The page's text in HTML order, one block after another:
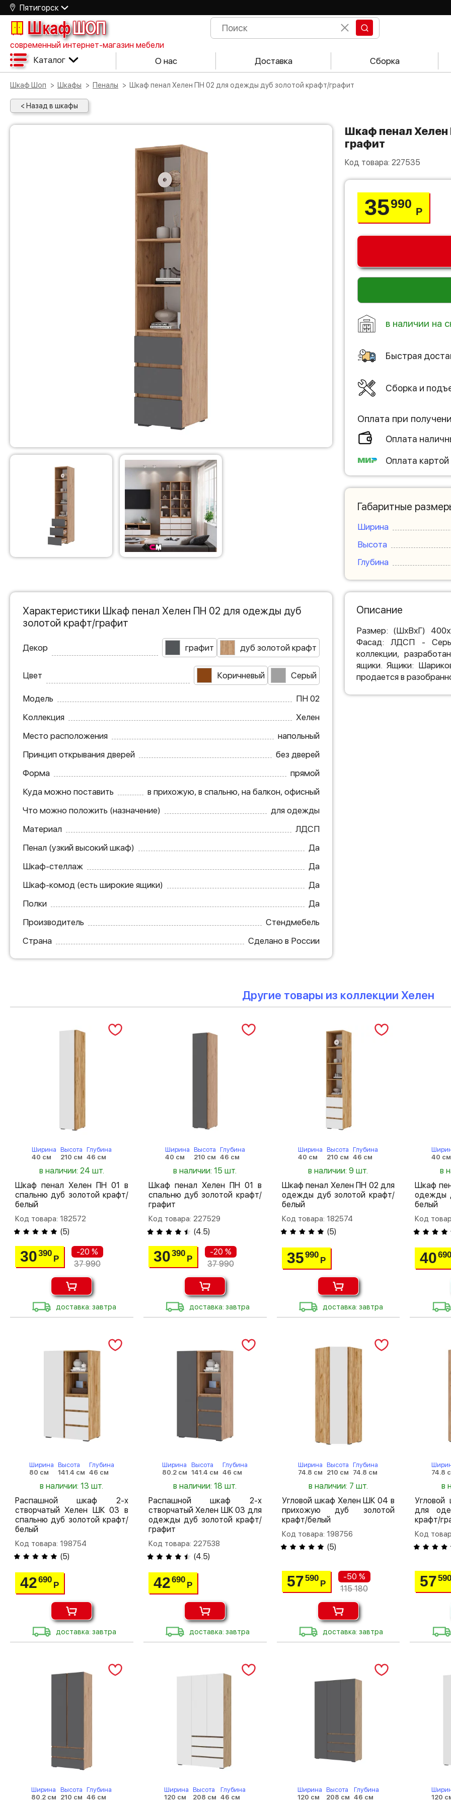
Пятигорск
ШкафШОП
современный интернет-магазин мебели
Каталог О нас Доставка Сборка
Шкаф Шоп Шкафы Пеналы Шкаф пенал Хелен ПН 02 для одежды дуб золотой крафт/графит
< Назад в шкафы
Шкаф пенал Хелен ПН 02 для одежды дуб золотой крафт/
графит
Код товара: 227535
35990
Р
в наличии на
Быстрая
Сборка и
Оплата при
Оплата
Оплата картой
Габаритные
Ширина
Высота
Глубина
Характеристики Шкаф пенал Хелен ПН 02 для одежды дуб
золотой крафт/графит
Декор графит дуб золотой крафт
Цвет Коричневый Серый
Модель
ПН 02
Коллекция
Хелен
Место расположения
напольный
Принцип открывания дверей
без дверей
Форма
прямой
Куда можно поставить
в прихожую, в спальню, на балкон, офисный
Что можно положить (назначение)
для одежды
Материал
ЛДСП
Пенал (узкий высокий шкаф)
Да
Шкаф-стеллаж
Да
Шкаф-комод (есть широкие ящики)
Да
Полки
Да
Производитель
Стендмебель
Страна
Сделано в России
Описание
Размер: (ШхВхГ)
Фасад: ЛДСП -
коллекции,
ящики. Ящики:
продается в
Другие товары из коллекции Хелен
Ширина
40 см
Высота
210 см
Глубина
46 см
в наличии: 24 шт.
Шкаф пенал Хелен ПН 01 в
спальню дуб золотой крафт/
белый
Код товара: 182572
(5)
30390
Р
-20 %
37 990
доставка: завтра
Ширина
40 см
Высота
210 см
Глубина
46 см
в наличии: 15 шт.
Шкаф пенал Хелен ПН 01 в
спальню дуб золотой крафт/
графит
Код товара: 227529
(4.5)
30390
Р
-20 %
37 990
доставка: завтра
Ширина
40 см
Высота
210 см
Глубина
46 см
в наличии: 9 шт.
Шкаф пенал Хелен ПН 02 для
одежды дуб золотой крафт/
белый
Код товара: 182574
(5)
35990
Р
доставка: завтра
40 см
в
Шкаф
одежды
белый
Код
40690
Ширина
80 см
Высота
141.4 см
Глубина
46 см
в наличии: 13 шт.
Распашной шкаф 2-х
створчатый Хелен ШК 03 в
спальню дуб золотой крафт/
белый
Код товара: 198754
(5)
42690
Р
доставка: завтра
Ширина
80.2 см
Высота
141.4 см
Глубина
46 см
в наличии: 18 шт.
Распашной шкаф 2-х
створчатый Хелен ШК 03 для
одежды дуб золотой крафт/
графит
Код товара: 227538
(4.5)
42690
Р
доставка: завтра
Ширина
74.8 см
Высота
210 см
Глубина
74.8 см
в наличии: 7 шт.
Угловой шкаф Хелен ШК 04 в
прихожую дуб золотой
крафт/белый
Код товара: 198756
(5)
57590
Р
-50 %
115 180
доставка: завтра
74.8
в
для
крафт/
Код
57590
Ширина
80.2 см
Высота
210 см
Глубина
46 см
Ширина
120 см
Высота
208 см
Глубина
46 см
Ширина
120 см
Высота
208 см
Глубина
46 см
120